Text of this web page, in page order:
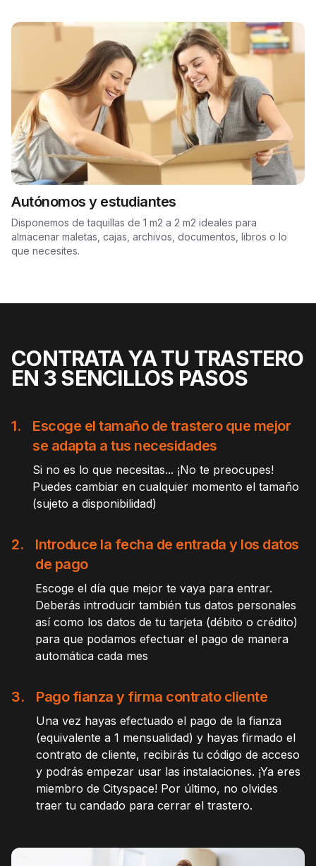
Autónomos y estudiantes
Disponemos de taquillas de 1 m2 a 2 m2 ideales para
almacenar maletas, cajas, archivos, documentos, libros o lo
que necesites.
CONTRATA YA TU TRASTERO
EN 3 SENCILLOS PASOS
1.
Escoge el tamaño de trastero que mejor
se adapta a tus necesidades
Si no es lo que necesitas... ¡No te preocupes!
Puedes cambiar en cualquier momento el tamaño
(sujeto a disponibilidad)
2.
Introduce la fecha de entrada y los datos
de pago
Escoge el día que mejor te vaya para entrar.
Deberás introducir también tus datos personales
así como los datos de tu tarjeta (débito o crédito)
para que podamos efectuar el pago de manera
automática cada mes
3. Pago fianza y firma contrato cliente
Una vez hayas efectuado el pago de la fianza
(equivalente a 1 mensualidad) y hayas firmado el
contrato de cliente, recibirás tu código de acceso
y podrás empezar usar las instalaciones. ¡Ya eres
miembro de Cityspace! Por último, no olvides
traer tu candado para cerrar el trastero.